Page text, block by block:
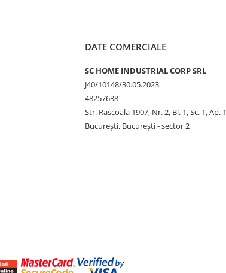
DATE COMERCIALE
SC HOME INDUSTRIAL CORP SRL
J40/10148/30.05.2023
48257638
Str. Rascoala 1907, Nr. 2, Bl. 1, Sc. 1, Ap. 1
București, București - sector 2